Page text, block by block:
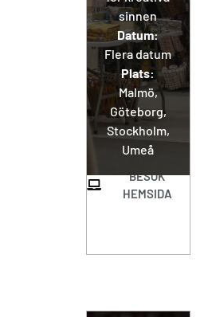
sinnen
Datum:
Flera datum
Plats:
Malmö,
Göteborg,
Stockholm,
Umeå
BESÖK
HEMSIDA